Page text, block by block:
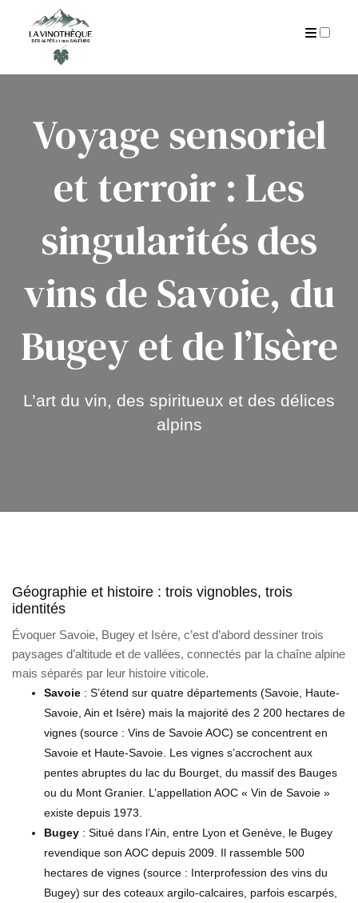
AUTEUR
CGU
ARCHIVES
Voyage sensoriel
et terroir : Les
singularités des
vins de Savoie, du
Bugey et de l’Isère
L’art du vin, des spiritueux et des délices
alpins
Géographie et histoire : trois vignobles, trois
identités
Évoquer Savoie, Bugey et Isère, c’est d’abord dessiner trois
paysages d’altitude et de vallées, connectés par la chaîne alpine
mais séparés par leur histoire viticole.
Savoie : S’étend sur quatre départements (Savoie, Haute-
Savoie, Ain et Isère) mais la majorité des 2 200 hectares de
vignes (source : Vins de Savoie AOC) se concentrent en
Savoie et Haute-Savoie. Les vignes s’accrochent aux
pentes abruptes du lac du Bourget, du massif des Bauges
ou du Mont Granier. L’appellation AOC « Vin de Savoie »
existe depuis 1973.
Bugey : Situé dans l’Ain, entre Lyon et Genève, le Bugey
revendique son AOC depuis 2009. Il rassemble 500
hectares de vignes (source : Interprofession des vins du
Bugey) sur des coteaux argilo-calcaires, parfois escarpés,